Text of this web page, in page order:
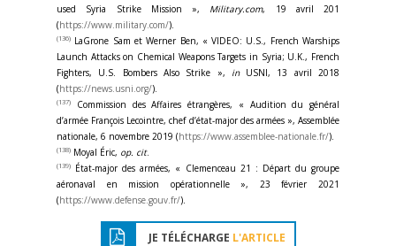
used Syria Strike Mission », Military.com, 19 avril 201
(https://www.military.com/).
(136) LaGrone Sam et Werner Ben, « VIDEO: U.S., French Warships
Launch Attacks on Chemical Weapons Targets in Syria; U.K., French
Fighters, U.S. Bombers Also Strike », inUSNI, 13 avril 2018
(https://news.usni.org/).
(137)
Commission des Affaires étrangères, « Audition du général
d’armée François Lecointre, chef d’état-major des armées », Assemblée
nationale, 6 novembre 2019 (https://www.assemblee-nationale.fr/).
(138) Moyal Éric, op. cit.
(139) État-major des armées, « Clemenceau 21 : Départ du groupe
aéronaval en mission opérationnelle », 23 février 2021
(https://www.defense.gouv.fr/).
JE TÉLÉCHARGE L'ARTICLE